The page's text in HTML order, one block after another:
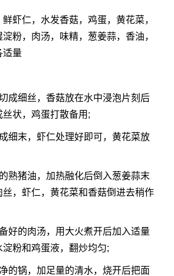
虾仁，水发香菇，鸡蛋，黄花菜，
粉，肉汤，味精，葱姜蒜，香油，
适量
成细丝，香菇放在水中浸泡片刻后
状，鸡蛋打散备用;
细末，虾仁处理好即可，黄花菜放
熟猪油，加热融化后倒入葱姜蒜末
，虾仁，黄花菜和香菇倒进去稍作
好的肉汤，用大火煮开后加入适量
粉和鸡蛋液，翻炒均匀;
的锅，加足量的清水，烧开后把面